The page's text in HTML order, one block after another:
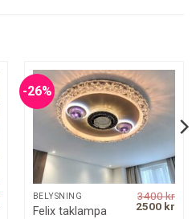
Current
-26%
BELYSNING
Felix taklampa
3400kr
Original
2500 kr